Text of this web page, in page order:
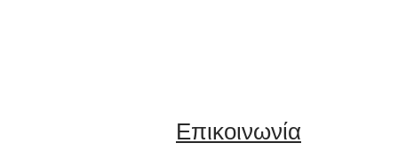
Επικοινωνία